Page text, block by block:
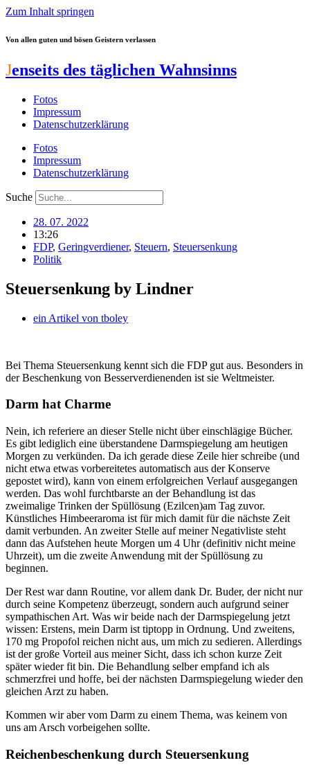
Zum Inhalt springen
Von allen guten und bösen Geistern verlassen
Jenseits des täglichen Wahnsinns
Fotos
Impressum
Datenschutzerklärung
Fotos
Impressum
Datenschutzerklärung
Suche
28. 07. 2022
13:26
FDP, Geringverdiener, Steuern, Steuersenkung
Politik
Steuersenkung by Lindner
ein Artikel von tboley
Bei Thema Steuersenkung kennt sich die FDP gut aus. Besonders in
der Beschenkung von Besserverdienenden ist sie Weltmeister.
Darm hat Charme
Nein, ich referiere an dieser Stelle nicht über einschlägige Bücher.
Es gibt lediglich eine überstandene Darmspiegelung am heutigen
Morgen zu verkünden. Da ich gerade diese Zeile hier schreibe (und
nicht etwa etwas vorbereitetes automatisch aus der Konserve
gepostet wird), kann von einem erfolgreichen Verlauf ausgegangen
werden. Das wohl furchtbarste an der Behandlung ist das
zweimalige Trinken der Spüllösung (Ezilcen)am Tag zuvor.
Künstliches Himbeeraroma ist für mich damit für die nächste Zeit
damit verbunden. An zweiter Stelle auf meiner Negativliste steht
dann das Aufstehen heute Morgen um 4 Uhr (definitiv nicht meine
Uhrzeit), um die zweite Anwendung mit der Spüllösung zu
beginnen.
Der Rest war dann Routine, vor allem dank Dr. Buder, der nicht nur
durch seine Kompetenz überzeugt, sondern auch aufgrund seiner
sympathischen Art. Was wir beide nach der Darmspiegelung jetzt
wissen: Erstens, mein Darm ist tiptopp in Ordnung. Und zweitens,
170 mg Propofol reichen nicht aus, um mich zu sedieren. Allerdings
ist der große Vorteil aus meiner Sicht, dass ich schon kurze Zeit
später wieder fit bin. Die Behandlung selber empfand ich als
schmerzfrei und hoffe, bei der nächsten Darmspiegelung wieder den
gleichen Arzt zu haben.
Kommen wir aber vom Darm zu einem Thema, was keinem von
uns am Arsch vorbeigehen sollte.
Reichenbeschenkung durch Steuersenkung